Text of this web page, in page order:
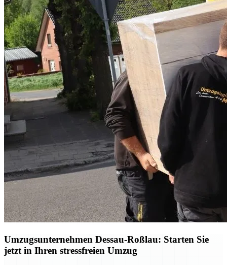
Umzugsunternehmen Dessau-Roßlau: Starten Sie
jetzt in Ihren stressfreien Umzug